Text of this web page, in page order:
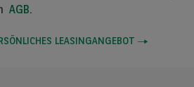
AGB.
LEASINGANGEBOT